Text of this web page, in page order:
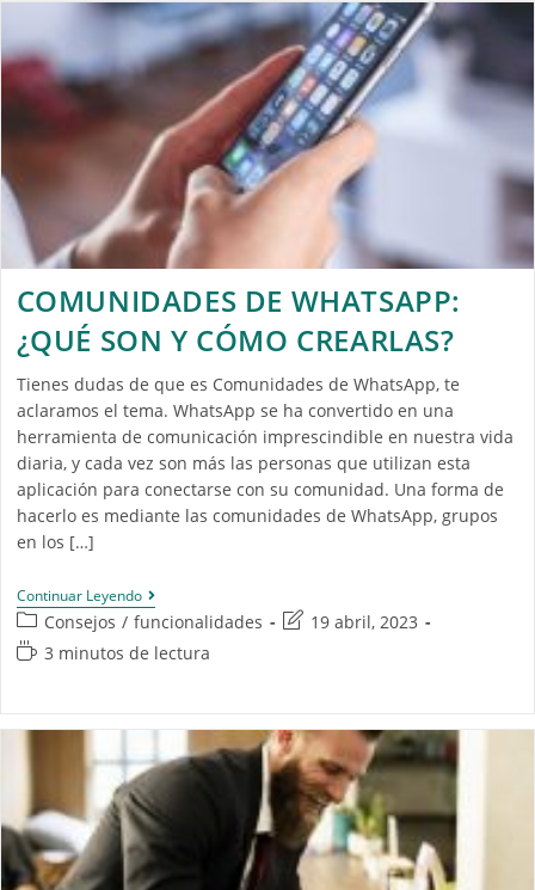
COMUNIDADES DE WHATSAPP:
¿QUÉ SON Y CÓMO CREARLAS?
Tienes dudas de que es Comunidades de WhatsApp, te
aclaramos el tema. WhatsApp se ha convertido en una
herramienta de comunicación imprescindible en nuestra vida
diaria, y cada vez son más las personas que utilizan esta
aplicación para conectarse con su comunidad. Una forma de
hacerlo es mediante las comunidades de WhatsApp, grupos
en los […]
Continuar Leyendo
Consejos / funcionalidades
19 abril, 2023
3 minutos de lectura